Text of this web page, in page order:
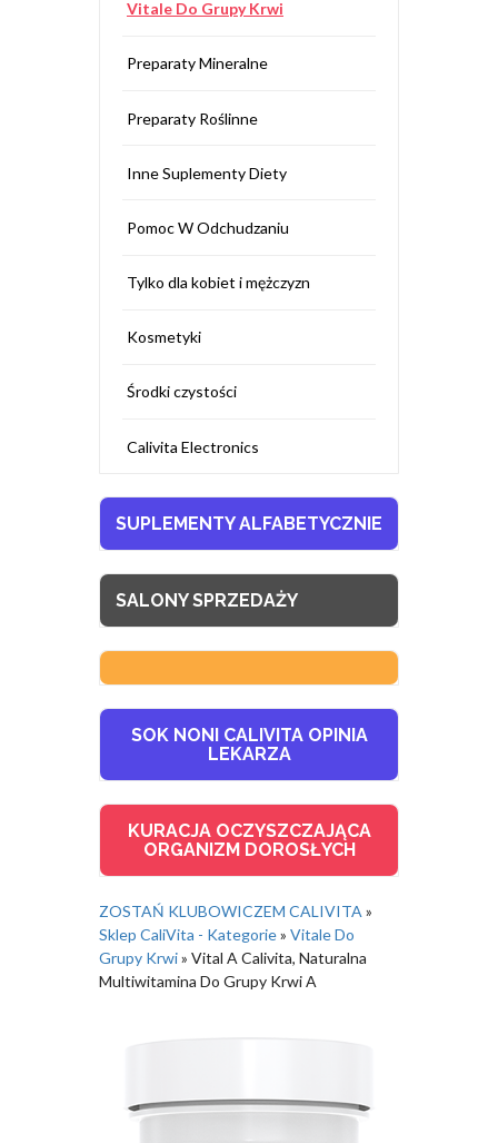
Vitale Do Grupy Krwi
Preparaty Mineralne
Preparaty Roślinne
Inne Suplementy Diety
Pomoc W Odchudzaniu
Tylko dla kobiet i mężczyzn
Kosmetyki
Środki czystości
Calivita Electronics
SUPLEMENTY ALFABETYCZNIE
SALONY SPRZEDAŻY
SOK NONI CALIVITA OPINIA
LEKARZA
KURACJA OCZYSZCZAJĄCA
ORGANIZM DOROSŁYCH
ZOSTAŃ KLUBOWICZEM CALIVITA »
Sklep CaliVita - Kategorie» Vitale Do
Grupy Krwi» Vital A Calivita, Naturalna
Multiwitamina Do Grupy Krwi A